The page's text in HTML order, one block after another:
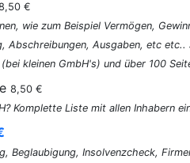
€
wie zum Beispiel Vermögen,
Abschreibungen, Ausgaben, etc
kleinen GmbH's) und über 100
8,50 €
Komplette Liste mit allen Inhabern
Beglaubigung, Insolvenzcheck,